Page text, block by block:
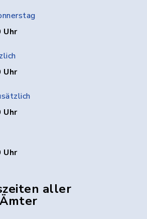
Uhr
Uhr
Uhr
Uhr
aller